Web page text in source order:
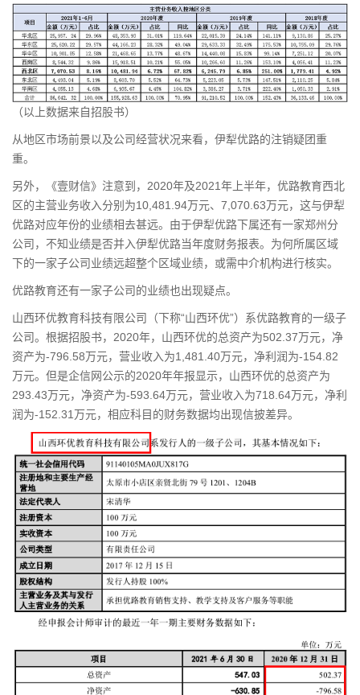
（以上数据来自招股书）
从地区市场前景以及公司经营状况来看，伊犁优路的注销疑团重
重。
另外，《壹财信》注意到，2020年及2021年上半年，优路教育西北
区的主营业务收入分别为10,481.94万元、7,070.63万元，这与伊犁
优路对应年份的业绩相去甚远。由于伊犁优路下属还有一家郑州分
公司，不知业绩是否并入伊犁优路当年度财务报表。为何所属区域
下的一家子公司业绩远超整个区域业绩，或需中介机构进行核实。
优路教育还有一家子公司的业绩也出现疑点。
山西环优教育科技有限公司（下称“山西环优”）系优路教育的一级子
公司。根据招股书，2020年，山西环优的总资产为502.37万元，净
资产为-796.58万元，营业收入为1,481.40万元，净利润为-154.82
万元。但是企信网公示的2020年年报显示，山西环优的总资产为
293.43万元，净资产为-593.64万元，营业收入为718.64万元，净利
润为-152.31万元，相应科目的财务数据均出现信披差异。